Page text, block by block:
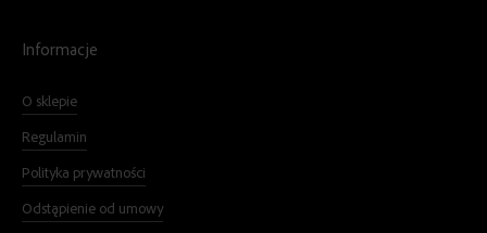
Informacje
O sklepie
Regulamin
Polityka prywatności
Odstąpienie od umowy